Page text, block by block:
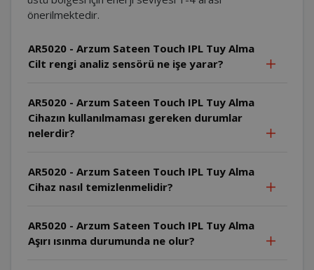
önerilmektedir.
AR5020 - Arzum Sateen Touch IPL Tuy Alma
Cilt rengi analiz sensörü ne işe yarar?
AR5020 - Arzum Sateen Touch IPL Tuy Alma
Cihazın kullanılmaması gereken durumlar
nelerdir?
AR5020 - Arzum Sateen Touch IPL Tuy Alma
Cihaz nasıl temizlenmelidir?
AR5020 - Arzum Sateen Touch IPL Tuy Alma
Aşırı ısınma durumunda ne olur?